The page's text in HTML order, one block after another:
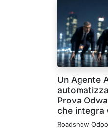
Un Agente
Prova
che integra
Roadshow